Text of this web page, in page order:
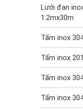
Lưới đan
1.2mx30m
Tấm inox
Tấm inox
Tấm inox
Tấm inox